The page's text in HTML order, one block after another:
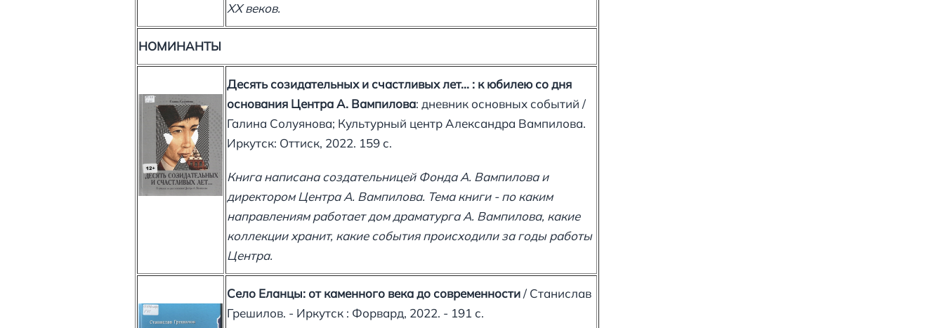
XX веков.
НОМИНАНТЫ
Десять созидательных и счастливых лет... : к юбилею со дня
основания Центра А. Вампилова: дневник основных событий /
Галина Солуянова; Культурный центр Александра Вампилова.
Иркутск: Оттиск, 2022. 159 с.
Книга написана создательницей Фонда А. Вампилова и
директором Центра А. Вампилова. Тема книги - по каким
направлениям работает дом драматурга А. Вампилова, какие
коллекции хранит, какие события происходили за годы работы
Центра.
Село Еланцы: от каменного века до современности/ Станислав
Грешилов. - Иркутск : Форвард, 2022. - 191 с.